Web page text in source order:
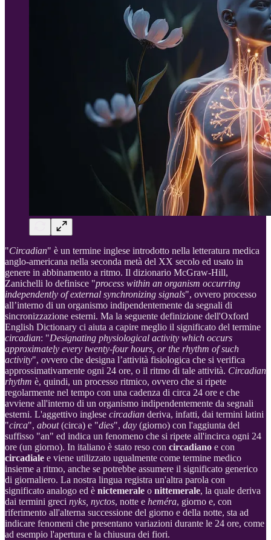
"Circadian" è un termine inglese introdotto nella letteratura medica
anglo-americana nella seconda metà del XX secolo ed usato in
genere in abbinamento a ritmo. Il dizionario McGraw-Hill,
Zanichelli lo definisce "process within an organism occurring
independently of external synchronizing signals", ovvero processo
all’interno di un organismo indipendentemente da segnali di
sincronizzazione esterni. Ma la seguente definizione dell'Oxford
English Dictionary ci aiuta a capire meglio il significato del termine
circadian: "Designating physiological activity which occurs
approximately every twenty-four hours, or the rhythm of such
activity", ovvero che designa l’attività fisiologica che si verifica
approssimativamente ogni 24 ore, o il ritmo di tale attività. Circadian
rhythm è, quindi, un processo ritmico, ovvero che si ripete
regolarmente nel tempo con una cadenza di circa 24 ore e che
avviene all'interno di un organismo indipendentemente da segnali
esterni. L'aggettivo inglese circadian deriva, infatti, dai termini latini
"circa", about(circa) e "dies", day (giorno) con l'aggiunta del
suffisso "an" ed indica un fenomeno che si ripete all'incirca ogni 24
ore (un giorno). In italiano è stato reso con circadiano e con
circadiale e viene utilizzato ugualmente come termine medico
insieme a ritmo, anche se potrebbe assumere il significato generico
di giornaliero. La nostra lingua registra un'altra parola con
significato analogo ed è nictemerale o nittemerale, la quale deriva
dai termini greci nyks, nyctos, notte e heméra, giorno e, con
riferimento all'alterna successione del giorno e della notte, sta ad
indicare fenomeni che presentano variazioni durante le 24 ore, come
ad esempio l'apertura e la chiusura dei fiori.